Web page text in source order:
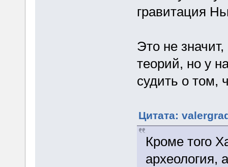
гравитация
Это не
теорий, но у
судить о том,
Цитата:
Кроме того
археология,